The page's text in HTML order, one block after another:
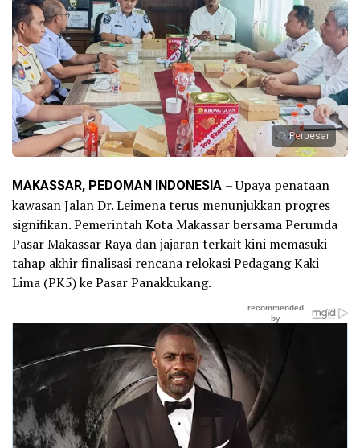
Perbesar
MAKASSAR, PEDOMAN INDONESIA – Upaya penataan
kawasan Jalan Dr. Leimena terus menunjukkan progres
signifikan. Pemerintah Kota Makassar bersama Perumda
Pasar Makassar Raya dan jajaran terkait kini memasuki
tahap akhir finalisasi rencana relokasi Pedagang Kaki
Lima (PK5) ke Pasar Panakkukang.